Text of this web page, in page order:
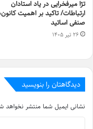
تژا میرفخرایی در یاد استادان
ارتباطات/ تاکید بر اهمیت
صنفی اساتید
۲۶ تیر ۱۴۰۵
دیدگاهتان را بنویسید
نشانی ایمیل شما منتشر نخواهد